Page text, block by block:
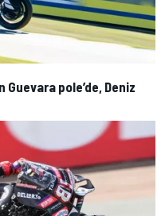
pole’de, Deniz